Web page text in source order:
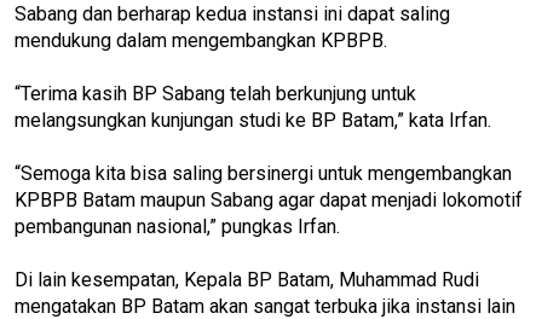
Sabang dan berharap kedua instansi ini dapat saling
mendukung dalam mengembangkan KPBPB.
“Terima kasih BP Sabang telah berkunjung untuk
melangsungkan kunjungan studi ke BP Batam,” kata Irfan.
“Semoga kita bisa saling bersinergi untuk mengembangkan
KPBPB Batam maupun Sabang agar dapat menjadi lokomotif
pembangunan nasional,” pungkas Irfan.
Di lain kesempatan, Kepala BP Batam, Muhammad Rudi
mengatakan BP Batam akan sangat terbuka jika instansi lain